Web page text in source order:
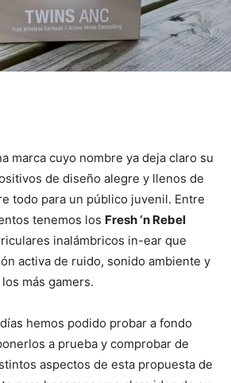
marca cuyo nombre ya deja claro su
de diseño alegre y llenos de
todo para un público juvenil. Entre
tenemos los Fresh ‘n Rebel
inalámbricos in-ear que
activa de ruido, sonido ambiente y
más gamers.
hemos podido probar a fondo
a prueba y comprobar de
aspectos de esta propuesta de